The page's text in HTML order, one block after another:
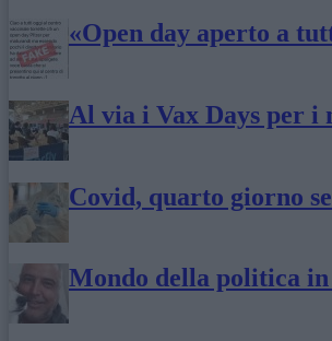
«Open day aperto a
Al via i Vax Days per i
Covid, quarto giorno
Mondo della politica